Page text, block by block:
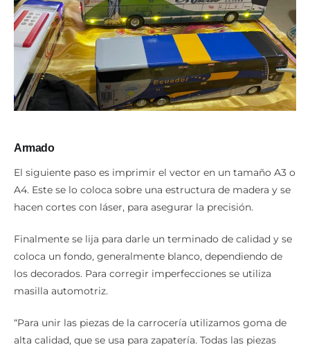
Armado
El siguiente paso es imprimir el vector en un tamaño A3 o
A4. Este se lo coloca sobre una estructura de madera y se
hacen cortes con láser, para asegurar la precisión.
Finalmente se lija para darle un terminado de calidad y se
coloca un fondo, generalmente blanco, dependiendo de
los decorados. Para corregir imperfecciones se utiliza
masilla automotriz.
“Para unir las piezas de la carrocería utilizamos goma de
alta calidad, que se usa para zapatería. Todas las piezas